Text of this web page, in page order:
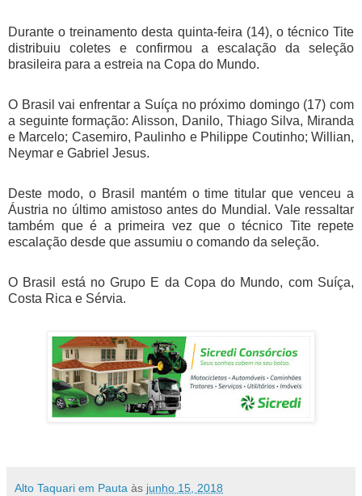
Durante o treinamento desta quinta-feira (14), o técnico Tite
distribuiu coletes e confirmou a escalação da seleção
brasileira para a estreia na Copa do Mundo.
O Brasil vai enfrentar a Suíça no próximo domingo (17) com
a seguinte formação: Alisson, Danilo, Thiago Silva, Miranda
e Marcelo; Casemiro, Paulinho e Philippe Coutinho; Willian,
Neymar e Gabriel Jesus.
Deste modo, o Brasil mantém o time titular que venceu a
Áustria no último amistoso antes do Mundial. Vale ressaltar
também que é a primeira vez que o técnico Tite repete
escalação desde que assumiu o comando da seleção.
O Brasil está no Grupo E da Copa do Mundo, com Suíça,
Costa Rica e Sérvia.
Alto Taquari em Pauta às junho 15, 2018